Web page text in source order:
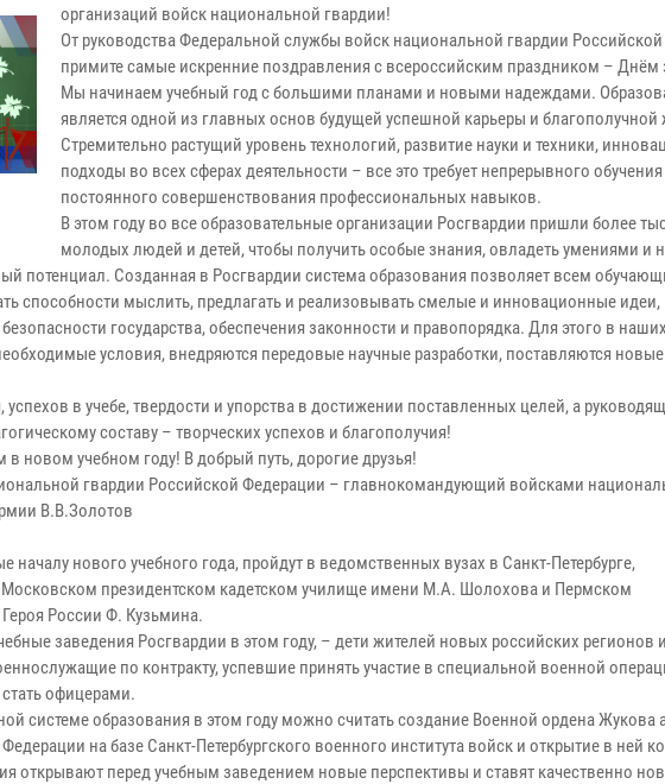
организаций войск национальной гвардии!
От руководства Федеральной службы войск национальной гвардии
примите самые искренние поздравления с всероссийским праздником – Днём
Мы начинаем учебный год с большими планами и новыми надеждами.
является одной из главных основ будущей успешной карьеры и благополучной
Стремительно растущий уровень технологий, развитие науки и техники,
подходы во всех сферах деятельности – все это требует непрерывного
постоянного совершенствования профессиональных навыков.
В этом году во все образовательные организации Росгвардии пришли более
молодых людей и детей, чтобы получить особые знания, овладеть умениями и
потенциал. Созданная в Росгвардии система образования позволяет всем
способности мыслить, предлагать и реализовывать смелые и инновационные идеи,
государства, обеспечения законности и правопорядка. Для этого в наших
условия, внедряются передовые научные разработки, поставляются
в учебе, твердости и упорства в достижении поставленных целей, а
составу – творческих успехов и благополучия!
в новом учебном году! В добрый путь, дорогие друзья!
гвардии Российской Федерации – главнокомандующий войсками
В.В.Золотов
нового учебного года, пройдут в ведомственных вузах в Санкт-Петербурге,
Московском президентском кадетском училище имени М.А. Шолохова и Пермском
России Ф. Кузьмина.
заведения Росгвардии в этом году, – дети жителей новых российских регионов и
по контракту, успевшие принять участие в специальной военной
офицерами.
системе образования в этом году можно считать создание Военной ордена Жукова
на базе Санкт-Петербургского военного института войск и открытие в ней
открывают перед учебным заведением новые перспективы и ставят качественно